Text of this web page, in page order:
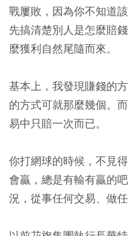
戰屢敗，因為你不知道
先搞清楚別人是怎麼賠
麼獲利自然尾隨而來。
基本上，我發現賺錢的
的方式可就那麼幾個。
易中只賠一次而已。
你打網球的時候，不見
會贏，總是有輸有贏的
況，從事任何交易、做